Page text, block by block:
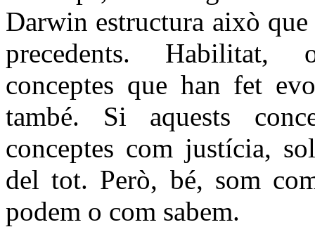
Darwin estructura això
precedents. Habilitat,
conceptes que han fet
també. Si aquests
conceptes com justícia,
del tot. Però, bé, som
podem o com sabem.